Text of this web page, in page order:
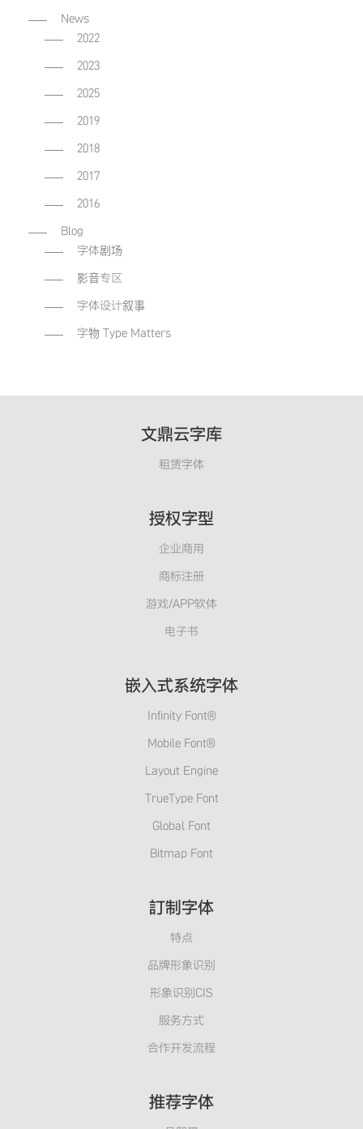
News
2022
2023
2025
2019
2018
2017
2016
Blog
字体剧场
影音专区
字体设计叙事
字物 Type Matters
文鼎云字库
租赁字体
授权字型
企业商用
商标注册
游戏/APP软体
电子书
嵌入式系统字体
Infinity Font®
Mobile Font®
Layout Engine
TrueType Font
Global Font
Bitmap Font
訂制字体
特点
品牌形象识别
形象识别CIS
服务方式
合作开发流程
推荐字体